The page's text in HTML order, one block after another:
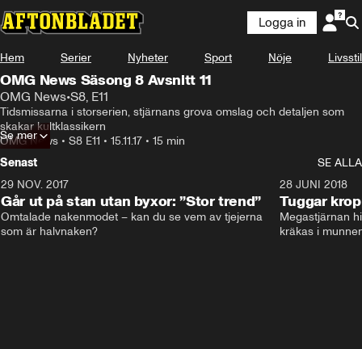
Logga in
Hem Serier Nyheter Sport Nöje Livsstil
OMG News Säsong 8 Avsnitt 11
OMG News•S8, E11
Tidsmissarna i storserien, stjärnans grova omslag och detaljen som
skakar kultklassikern
OMG News • S8 E11 • 15.11.17 • 15 min
Se mer
Senast
SE ALLA
29 NOV. 2017
Går ut på stan utan byxor: ”Stor trend”
Omtalade nakenmodet – kan du se vem av tjejerna
som är halvnaken?
28 JUNI 2018
Tuggar
Megastjärnan
kräkas i